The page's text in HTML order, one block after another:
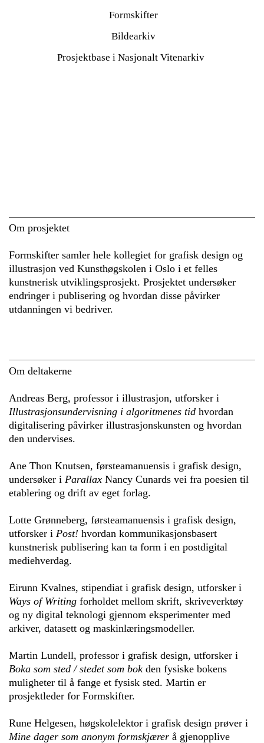
Formskifter
Bildearkiv
Prosjektbase i Nasjonalt Vitenarkiv
Om prosjektet
Formskifter samler hele kollegiet for grafisk design og
illustrasjon ved Kunsthøgskolen i Oslo i et felles
kunstnerisk utviklingsprosjekt. Prosjektet undersøker
endringer i publisering og hvordan disse påvirker
utdanningen vi bedriver.
Om deltakerne
Andreas Berg, professor i illustrasjon, utforsker i
Illustrasjonsundervisning i algoritmenes tid hvordan
digitalisering påvirker illustrasjonskunsten og hvordan
den undervises.
Ane Thon Knutsen, førsteamanuensis i grafisk design,
undersøker i Parallax Nancy Cunards vei fra poesien til
etablering og drift av eget forlag.
Lotte Grønneberg, førsteamanuensis i grafisk design,
utforsker i Post! hvordan kommunikasjonsbasert
kunstnerisk publisering kan ta form i en postdigital
mediehverdag.
Eirunn Kvalnes, stipendiat i grafisk design, utforsker i
Ways of Writing forholdet mellom skrift, skriveverktøy
og ny digital teknologi gjennom eksperimenter med
arkiver, datasett og maskinlæringsmodeller.
Martin Lundell, professor i grafisk design, utforsker i
Boka som sted / stedet som bok den fysiske bokens
muligheter til å fange et fysisk sted. Martin er
prosjektleder for Formskifter.
Rune Helgesen, høgskolelektor i grafisk design prøver i
Mine dager som anonym formskjærer å gjenopplive